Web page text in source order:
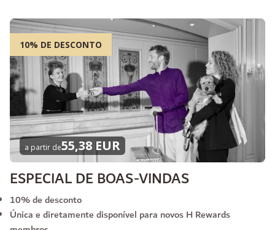
10% DE DESCONTO
a partir de55,38 EUR
ESPECIAL DE BOAS-VINDAS
10% de desconto
Única e diretamente disponível para novos H Rewards